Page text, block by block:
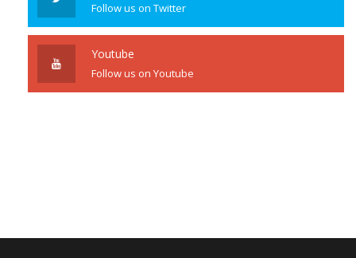
Follow us on Twitter
Youtube
Follow us on Youtube